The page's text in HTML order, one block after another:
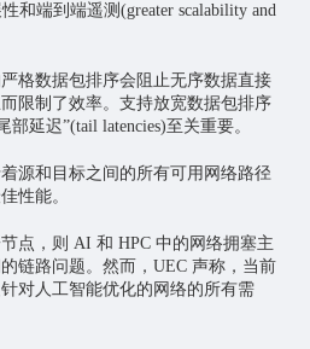
和端到端遥测(greater scalability and
格数据包排序会阻止无序数据直接
限制了效率。支持放宽数据包排序
延迟”(tail latencies)至关重要。
源和目标之间的所有可用网络路径
性能。
点，则 AI 和 HPC 中的网络拥塞主
链路问题。然而，UEC 声称，当前
对人工智能优化的网络的所有需